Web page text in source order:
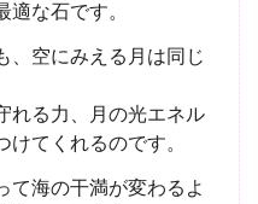
適な石です。
空にみえる月は同じ
れる力、月の光エネル
てくれるのです。
て海の干満が変わるよ